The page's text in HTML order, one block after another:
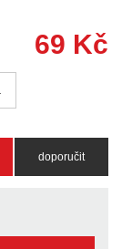
69 Kč
doporučit